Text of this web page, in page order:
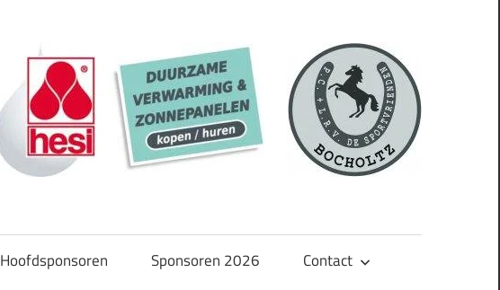
Hoofdsponsoren Sponsoren 2026 Contact